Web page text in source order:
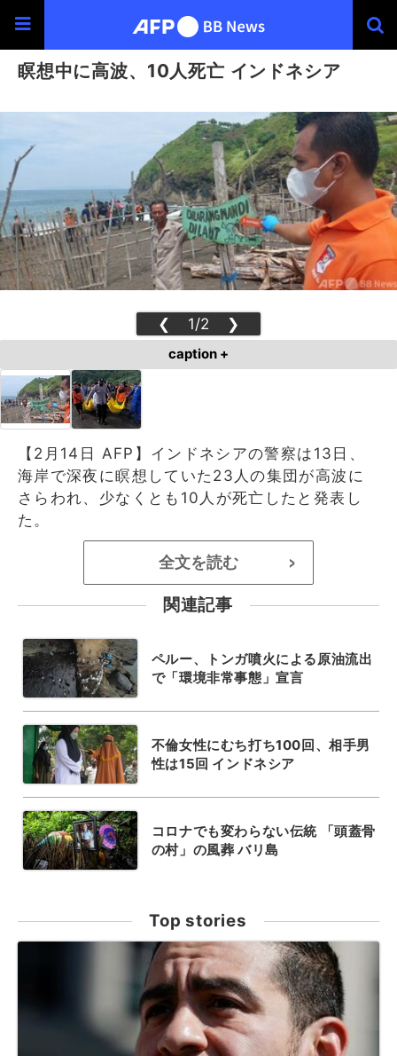
瞑想中に高波、10人死亡 インドネシア
❮ 1/2 ❯
caption +
【2月14日 AFP】インドネシアの警察は13日、
海岸で深夜に瞑想していた23人の集団が高波に
さらわれ、少なくとも10人が死亡したと発表し
た。
全文を読む >
関連記事
ペルー、トンガ噴火による原油流出
で「環境非常事態」宣言
不倫女性にむち打ち100回、相手男
性は15回 インドネシア
コロナでも変わらない伝統 「頭蓋骨
の村」の風葬 バリ島
Top stories